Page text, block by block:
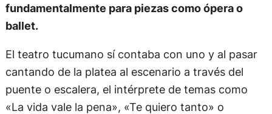
fundamentalmente para piezas como ópera o
ballet.
El teatro tucumano sí contaba con uno y al pasar
cantando de la platea al escenario a través del
puente o escalera, el intérprete de temas como
«La vida vale la pena», «Te quiero tanto» o